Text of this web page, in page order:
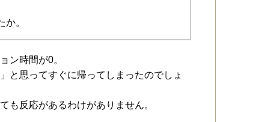
。
ン時間が0。
と思ってすぐに帰ってしまったのでしょ
も反応があるわけがありません。